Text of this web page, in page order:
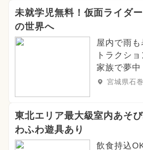
未就学児無料！仮面ライダ
の世界へ
屋内で雨
トラクシ
家族で夢中
宮城県石
東北エリア最大級室内あそ
わふわ遊具あり
飲食持込